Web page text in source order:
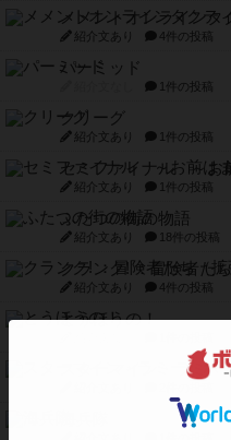
メメントオンラインタ
紹介文あり 4件の投稿
パーミッド
1件の投稿
クリーグ
紹介文あり 1件の投稿
セミファイナル ～お
紹介文あり 1件の投稿
ふたつの街の物語
紹介文あり 18件の投稿
クランク! ：冒険者たち
紹介文あり 4件の投稿
とうほうの！
スターマイン・ラミ